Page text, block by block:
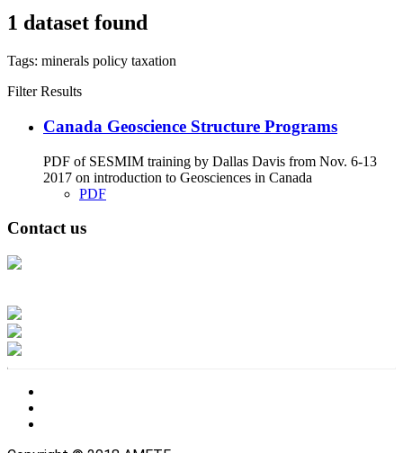
1 dataset found
Tags: minerals policy taxation
Filter Results
Canada Geoscience Structure Programs
PDF of SESMIM training by Dallas Davis from Nov. 6-13
2017 on introduction to Geosciences in Canada
PDF
Contact us